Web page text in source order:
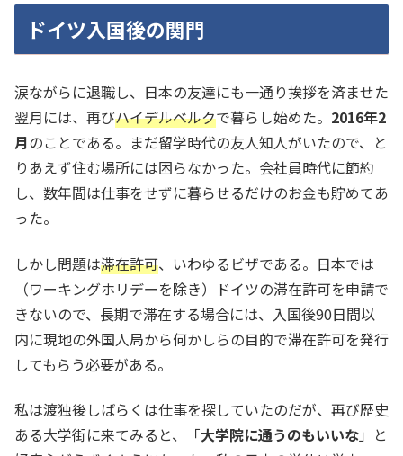
ドイツ入国後の関門
涙ながらに退職し、日本の友達にも一通り挨拶を済ませた
翌月には、再びハイデルベルクで暮らし始めた。 2016年2
月のことである。まだ留学時代の友人知人がいたので、と
りあえず住む場所には困らなかった。会社員時代に節約
し、数年間は仕事をせずに暮らせるだけのお金も貯めてあ
った。
しかし問題は滞在許可、いわゆるビザである。日本では
（ワーキングホリデーを除き）ドイツの滞在許可を申請で
きないので、長期で滞在する場合には、入国後90日間以
内に現地の外国人局から何かしらの目的で滞在許可を発行
してもらう必要がある。
私は渡独後しばらくは仕事を探していたのだが、再び歴史
ある大学街に来てみると、「大学院に通うのもいいな」と